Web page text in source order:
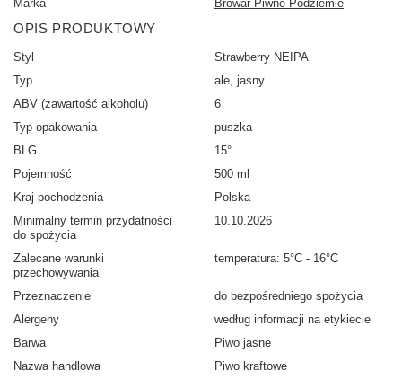
Marka Browar Piwne Podziemie
OPIS PRODUKTOWY
Styl
Strawberry NEIPA
Typ
ale, jasny
ABV (zawartość alkoholu)
6
Typ opakowania
puszka
BLG
15°
Pojemność
500 ml
Kraj pochodzenia
Polska
Minimalny termin przydatności
do spożycia
10.10.2026
Zalecane warunki
przechowywania
temperatura: 5°C - 16°C
Przeznaczenie
do bezpośredniego spożycia
Alergeny
według informacji na etykiecie
Barwa
Piwo jasne
Nazwa handlowa
Piwo kraftowe